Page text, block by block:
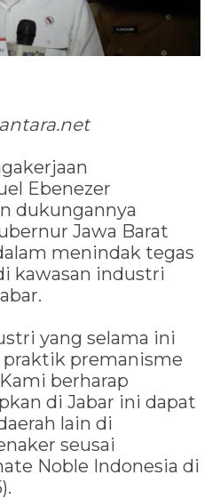
Ebenezer
dukungannya
Jawa Barat
menindak tegas
kawasan industri
yang selama ini
premanisme
berharap
di Jabar ini dapat
lain di
seusai
Noble Indonesia di